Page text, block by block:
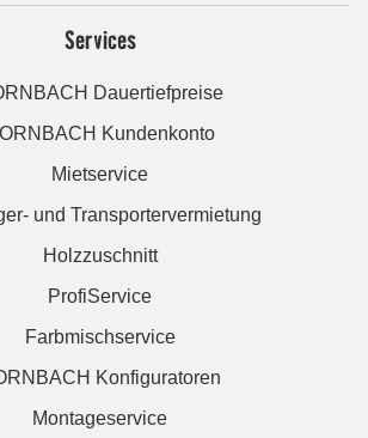
Services
Dauertiefpreise
Kundenkonto
Mietservice
und Transportervermietung
Holzzuschnitt
ProfiService
Farbmischservice
Konfiguratoren
Montageservice